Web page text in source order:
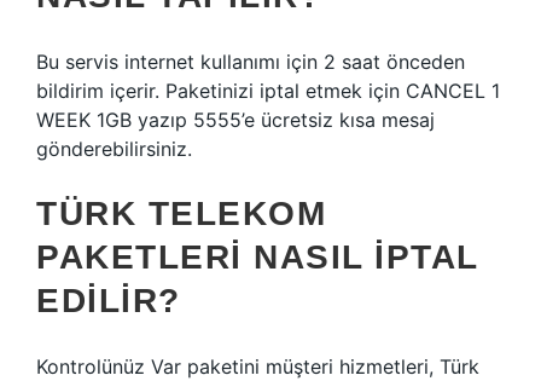
Bu servis internet kullanımı için 2 saat önceden
bildirim içerir. Paketinizi iptal etmek için CANCEL 1
WEEK 1GB yazıp 5555’e ücretsiz kısa mesaj
gönderebilirsiniz.
TÜRK TELEKOM
PAKETLERI NASIL IPTAL
EDILIR?
Kontrolünüz Var paketini müşteri hizmetleri, Türk